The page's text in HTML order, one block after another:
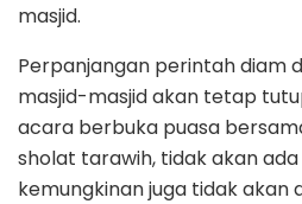
masjid.
Perpanjangan perintah diam
masjid-masjid akan tetap
acara berbuka puasa
sholat tarawih, tidak akan ada
kemungkinan juga tidak akan